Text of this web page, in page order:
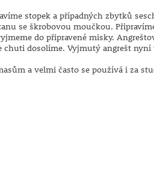
stopek a případných zbytků
se škrobovou moučkou.
do připravené misky.
chuti dosolíme. Vyjmutý angrešt
a velmi často se používá i za